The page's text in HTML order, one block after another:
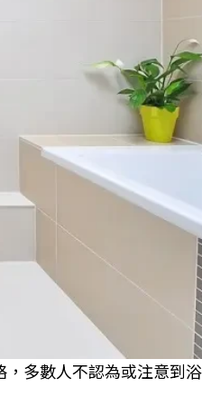
多數人不認為或注意到